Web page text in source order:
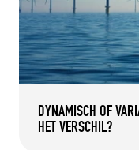
DYNAMISCH OF
HET VERSCHIL?